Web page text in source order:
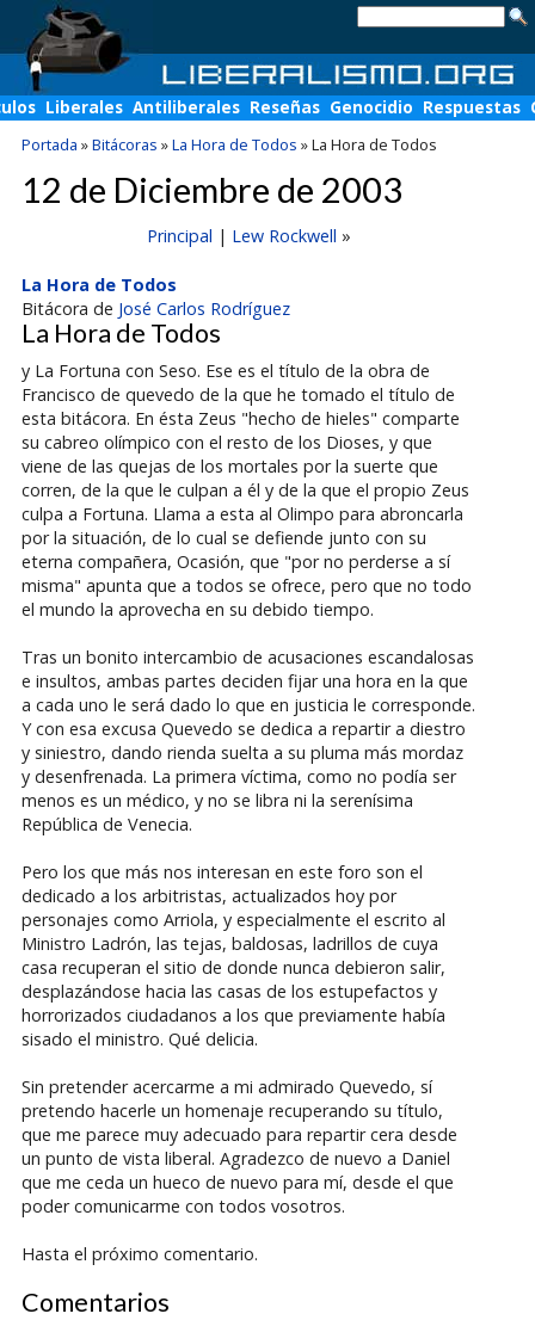
Liberales Antiliberales Reseñas Genocidio Respuestas
Portada »Bitácoras »La Hora de Todos »La Hora de Todos
12 de Diciembre de 2003
Principal | Lew Rockwell »
La Hora de Todos
Bitácora de José Carlos Rodríguez
La Hora de Todos
y La Fortuna con Seso. Ese es el título de la obra de
Francisco de quevedo de la que he tomado el título de
esta bitácora. En ésta Zeus "hecho de hieles" comparte
su cabreo olímpico con el resto de los Dioses, y que
viene de las quejas de los mortales por la suerte que
corren, de la que le culpan a él y de la que el propio Zeus
culpa a Fortuna. Llama a esta al Olimpo para abroncarla
por la situación, de lo cual se defiende junto con su
eterna compañera, Ocasión, que "por no perderse a sí
misma" apunta que a todos se ofrece, pero que no todo
el mundo la aprovecha en su debido tiempo.
Tras un bonito intercambio de acusaciones escandalosas
e insultos, ambas partes deciden fijar una hora en la que
a cada uno le será dado lo que en justicia le corresponde.
Y con esa excusa Quevedo se dedica a repartir a diestro
y siniestro, dando rienda suelta a su pluma más mordaz
y desenfrenada. La primera víctima, como no podía ser
menos es un médico, y no se libra ni la serenísima
República de Venecia.
Pero los que más nos interesan en este foro son el
dedicado a los arbitristas, actualizados hoy por
personajes como Arriola, y especialmente el escrito al
Ministro Ladrón, las tejas, baldosas, ladrillos de cuya
casa recuperan el sitio de donde nunca debieron salir,
desplazándose hacia las casas de los estupefactos y
horrorizados ciudadanos a los que previamente había
sisado el ministro. Qué delicia.
Sin pretender acercarme a mi admirado Quevedo, sí
pretendo hacerle un homenaje recuperando su título,
que me parece muy adecuado para repartir cera desde
un punto de vista liberal. Agradezco de nuevo a Daniel
que me ceda un hueco de nuevo para mí, desde el que
poder comunicarme con todos vosotros.
Hasta el próximo comentario.
Comentarios